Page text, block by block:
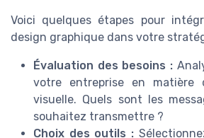
Voici quelques étapes pour
design graphique dans votre
Évaluation des besoins :
votre entreprise en matière
visuelle. Quels sont les
souhaitez transmettre ?
Choix des outils :